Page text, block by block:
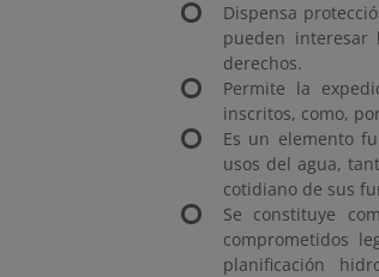
Dispensa
pueden interesar
derechos.
Permite la
inscritos, como,
Es un elemento
usos del agua,
cotidiano de sus
Se constituye
comprometidos
planificación